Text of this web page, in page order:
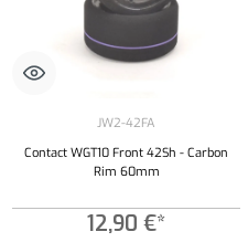
JW2-42FA
Contact WGT10 Front 42Sh - Carbon
Rim 60mm
12,90 €*